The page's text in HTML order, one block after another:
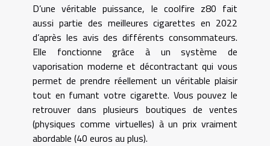
D’une véritable puissance, le coolfire z80 fait
aussi partie des meilleures cigarettes en 2022
d’après les avis des différents consommateurs.
Elle fonctionne grâce à un système de
vaporisation moderne et décontractant qui vous
permet de prendre réellement un véritable plaisir
tout en fumant votre cigarette. Vous pouvez le
retrouver dans plusieurs boutiques de ventes
(physiques comme virtuelles) à un prix vraiment
abordable (40 euros au plus).